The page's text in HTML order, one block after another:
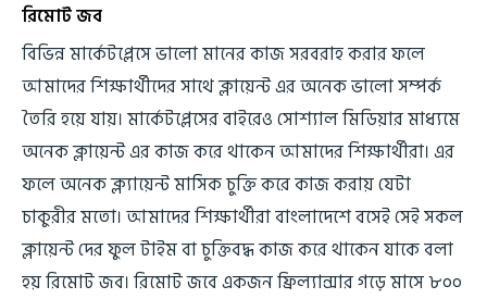
রিমোট জব
বিভিন্ন মার্কেটপ্লেসে ভালো মানের কাজ সরবরাহ করার ফলে
আমাদের শিক্ষার্থীদের সাথে ক্লায়েন্ট এর অনেক ভালো সম্পর্ক
তৈরি হয়ে যায়। মার্কেটপ্লেসের বাইরেও সোশ্যাল মিডিয়ার মাধ্যমে
অনেক ক্লায়েন্ট এর কাজ করে থাকেন আমাদের শিক্ষার্থীরা। এর
ফলে অনেক ক্ল্যায়েন্ট মাসিক চুক্তি করে কাজ করায় যেটা
চাকুরীর মতো। আমাদের শিক্ষার্থীরা বাংলাদেশে বসেই সেই সকল
ক্লায়েন্ট দের ফুল টাইম বা চুক্তিবদ্ধ কাজ করে থাকেন যাকে বলা
হয় রিমোট জব। রিমোট জবে একজন ফ্রিল্যান্সার গড়ে মাসে ৮০০